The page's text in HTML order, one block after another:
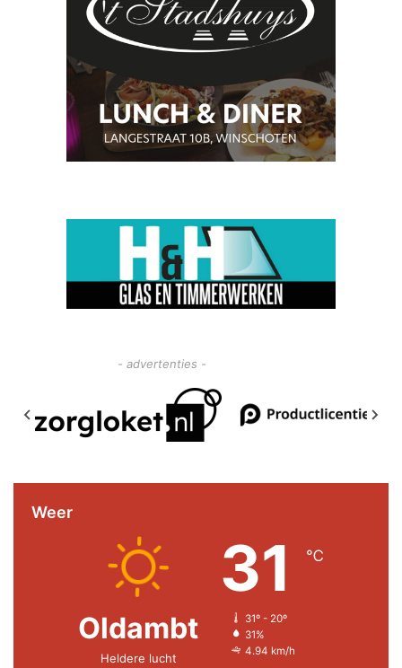
- advertenties -
Weer
Oldambt
Heldere lucht
31 ℃
31º - 20º
31%
4.94 km/h